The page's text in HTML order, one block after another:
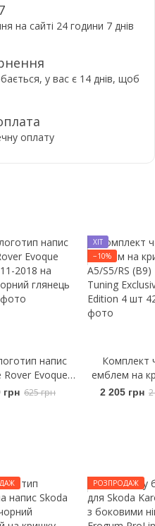
на сайті 24 години 7 днів
у вас є 14 днів, щоб
оплату
напис
Rover Evoque
2011-2018 на
грн 625 грн
ХІТ
−10%
Комплект
емблем на
A5/S5/RS
2 205 грн
РОЗПРОДАЖ